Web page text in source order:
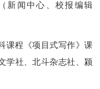
新闻中心、校报编辑
课程《项目式写作》课
学社、北斗杂志社、颍